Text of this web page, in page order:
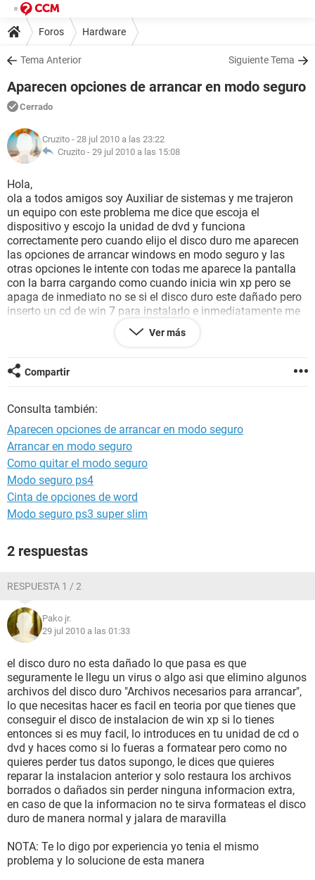
Foros Hardware
Tema Anterior Siguiente Tema
Aparecen opciones de arrancar en modo seguro
Cerrado
Cruzito - 28 jul 2010 a las 23:22
Cruzito - 29 jul 2010 a las 15:08
Hola,
ola a todos amigos soy Auxiliar de sistemas y me trajeron
un equipo con este problema me dice que escoja el
dispositivo y escojo la unidad de dvd y funciona
correctamente pero cuando elijo el disco duro me aparecen
las opciones de arrancar windows en modo seguro y las
otras opciones le intente con todas me aparece la pantalla
con la barra cargando como cuando inicia win xp pero se
apaga de inmediato no se si el disco duro este dañado pero
inserto un cd de win 7 para instalarlo e inmediatamente me
permite instalar no c k hacer ya intente todas las respuestas
k habian en este foro y no he podido x favor !!!!AYUDA!!!!
Ver más
Compartir
Consulta también:
Aparecen opciones de arrancar en modo seguro
Arrancar en modo seguro
Como quitar el modo seguro
Modo seguro ps4
Cinta de opciones de word
Modo seguro ps3 super slim
2 respuestas
RESPUESTA 1 / 2
Pako jr.
29 jul 2010 a las 01:33
el disco duro no esta dañado lo que pasa es que
seguramente le llegu un virus o algo asi que elimino algunos
archivos del disco duro "Archivos necesarios para arrancar",
lo que necesitas hacer es facil en teoria por que tienes que
conseguir el disco de instalacion de win xp si lo tienes
entonces si es muy facil, lo introduces en tu unidad de cd o
dvd y haces como si lo fueras a formatear pero como no
quieres perder tus datos supongo, le dices que quieres
reparar la instalacion anterior y solo restaura los archivos
borrados o dañados sin perder ninguna informacion extra,
en caso de que la informacion no te sirva formateas el disco
duro de manera normal y jalara de maravilla
NOTA: Te lo digo por experiencia yo tenia el mismo
problema y lo solucione de esta manera